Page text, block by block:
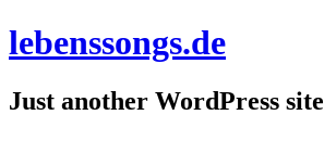
lebenssongs.de
Just another WordPress site